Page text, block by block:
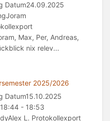
Datum24.09.2025
Max, Per, Andreas,
nix relev...
2025/2026
Datum15.10.2025
- 18:53
L. Protokollexport